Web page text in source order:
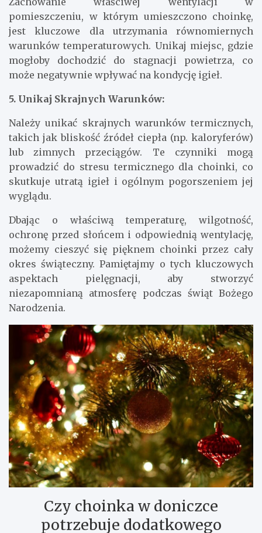
pomieszczeniu, w którym umieszczono choinkę,
jest kluczowe dla utrzymania równomiernych
warunków temperaturowych. Unikaj miejsc, gdzie
mogłoby dochodzić do stagnacji powietrza, co
może negatywnie wpływać na kondycję igieł.
5. Unikaj Skrajnych Warunków:
Należy unikać skrajnych warunków termicznych,
takich jak bliskość źródeł ciepła (np. kaloryferów)
lub zimnych przeciągów. Te czynniki mogą
prowadzić do stresu termicznego dla choinki, co
skutkuje utratą igieł i ogólnym pogorszeniem jej
wyglądu.
Dbając o właściwą temperaturę, wilgotność,
ochronę przed słońcem i odpowiednią wentylację,
możemy cieszyć się pięknem choinki przez cały
okres świąteczny. Pamiętajmy o tych kluczowych
aspektach pielęgnacji, aby stworzyć
niezapomnianą atmosferę podczas świąt Bożego
Narodzenia.
Czy choinka w doniczce
potrzebuje dodatkowego